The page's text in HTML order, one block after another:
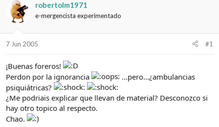
a
d
o
d
t
e
m
d
e
n
o
robertolm1971
e-mergencista experimentado
7 Jun 2005 #1
¡Buenas foreros!
Perdon por la ignorancia
...pero...¿ambulancias
psiquiátricas?
¿Me podriais explicar que llevan de material? Desconozco si
hay otro topico al respecto.
Chao.